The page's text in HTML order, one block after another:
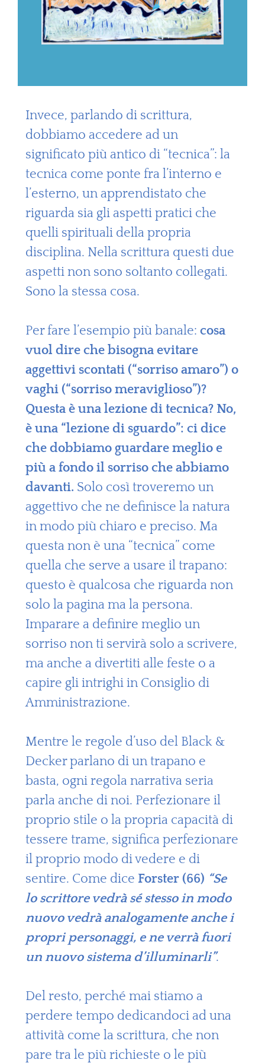
Invece, parlando di scrittura,
dobbiamo accedere ad un
significato più antico di “tecnica”: la
tecnica come ponte fra l’interno e
l’esterno, un apprendistato che
riguarda sia gli aspetti pratici che
quelli spirituali della propria
disciplina. Nella scrittura questi due
aspetti non sono soltanto collegati.
Sono la stessa cosa.
Per fare l’esempio più banale: cosa
vuol dire che bisogna evitare
aggettivi scontati (“sorriso amaro”) o
vaghi (“sorriso meraviglioso”)?
Questa è una lezione di tecnica? No,
è una “lezione di sguardo”: ci dice
che dobbiamo guardare meglio e
più a fondo il sorriso che abbiamo
davanti. Solo così troveremo un
aggettivo che ne definisce la natura
in modo più chiaro e preciso. Ma
questa non è una “tecnica” come
quella che serve a usare il trapano:
questo è qualcosa che riguarda non
solo la pagina ma la persona.
Imparare a definire meglio un
sorriso non ti servirà solo a scrivere,
ma anche a divertiti alle feste o a
capire gli intrighi in Consiglio di
Amministrazione.
Mentre le regole d’uso del Black &
Decker parlano di un trapano e
basta, ogni regola narrativa seria
parla anche di noi. Perfezionare il
proprio stile o la propria capacità di
tessere trame, significa perfezionare
il proprio modo di vedere e di
sentire. Come dice Forster (66) “Se
lo scrittore vedrà sé stesso in modo
nuovo vedrà analogamente anche i
propri personaggi, e ne verrà fuori
un nuovo sistema d’illuminarli”.
Del resto, perché mai stiamo a
perdere tempo dedicandoci ad una
attività come la scrittura, che non
pare tra le più richieste o le più